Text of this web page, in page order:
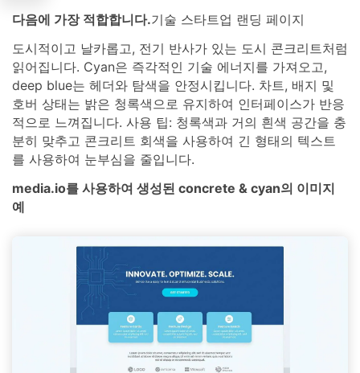
다음에 가장 적합합니다.기술 스타트업 랜딩 페이지
도시적이고 날카롭고, 전기 반사가 있는 도시 콘크리트처럼
읽어집니다. Cyan은 즉각적인 기술 에너지를 가져오고,
deep blue는 헤더와 탐색을 안정시킵니다. 차트, 배지 및
호버 상태는 밝은 청록색으로 유지하여 인터페이스가 반응
적으로 느껴집니다. 사용 팁: 청록색과 거의 흰색 공간을 충
분히 맞추고 콘크리트 회색을 사용하여 긴 형태의 텍스트
를 사용하여 눈부심을 줄입니다.
media.io를 사용하여 생성된 concrete & cyan의 이미지
예